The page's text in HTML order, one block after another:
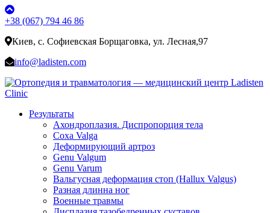
+38 (067) 794 46 86
Киев, с. Софиевская Борщаговка, ул. Лесная,97
info@ladisten.com
Результаты
Ахондроплазия. Диспропорция тела
Coxa Valga
Деформирующий артроз
Genu Valgum
Genu Varum
Вальгусная деформация стоп (Hallux Valgus)
Разная длинна ног
Военные травмы